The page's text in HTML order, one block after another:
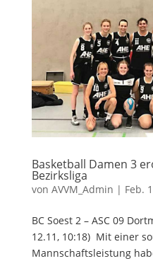
Basketball Damen 3
Bezirksliga
von AVVM_Admin | Feb.
BC Soest 2 – ASC 09
12.11, 10:18) Mit einer
Mannschaftsleistung